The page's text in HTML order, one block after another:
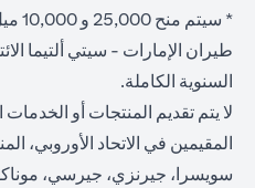
*
طيران الإمارات - سيتي ألتيما
السنوية الكاملة.
لا يتم تقديم المنتجات أو
المقيمين في الاتحاد الأوروبي،
سويسرا، جيرنزي، جيرسي،